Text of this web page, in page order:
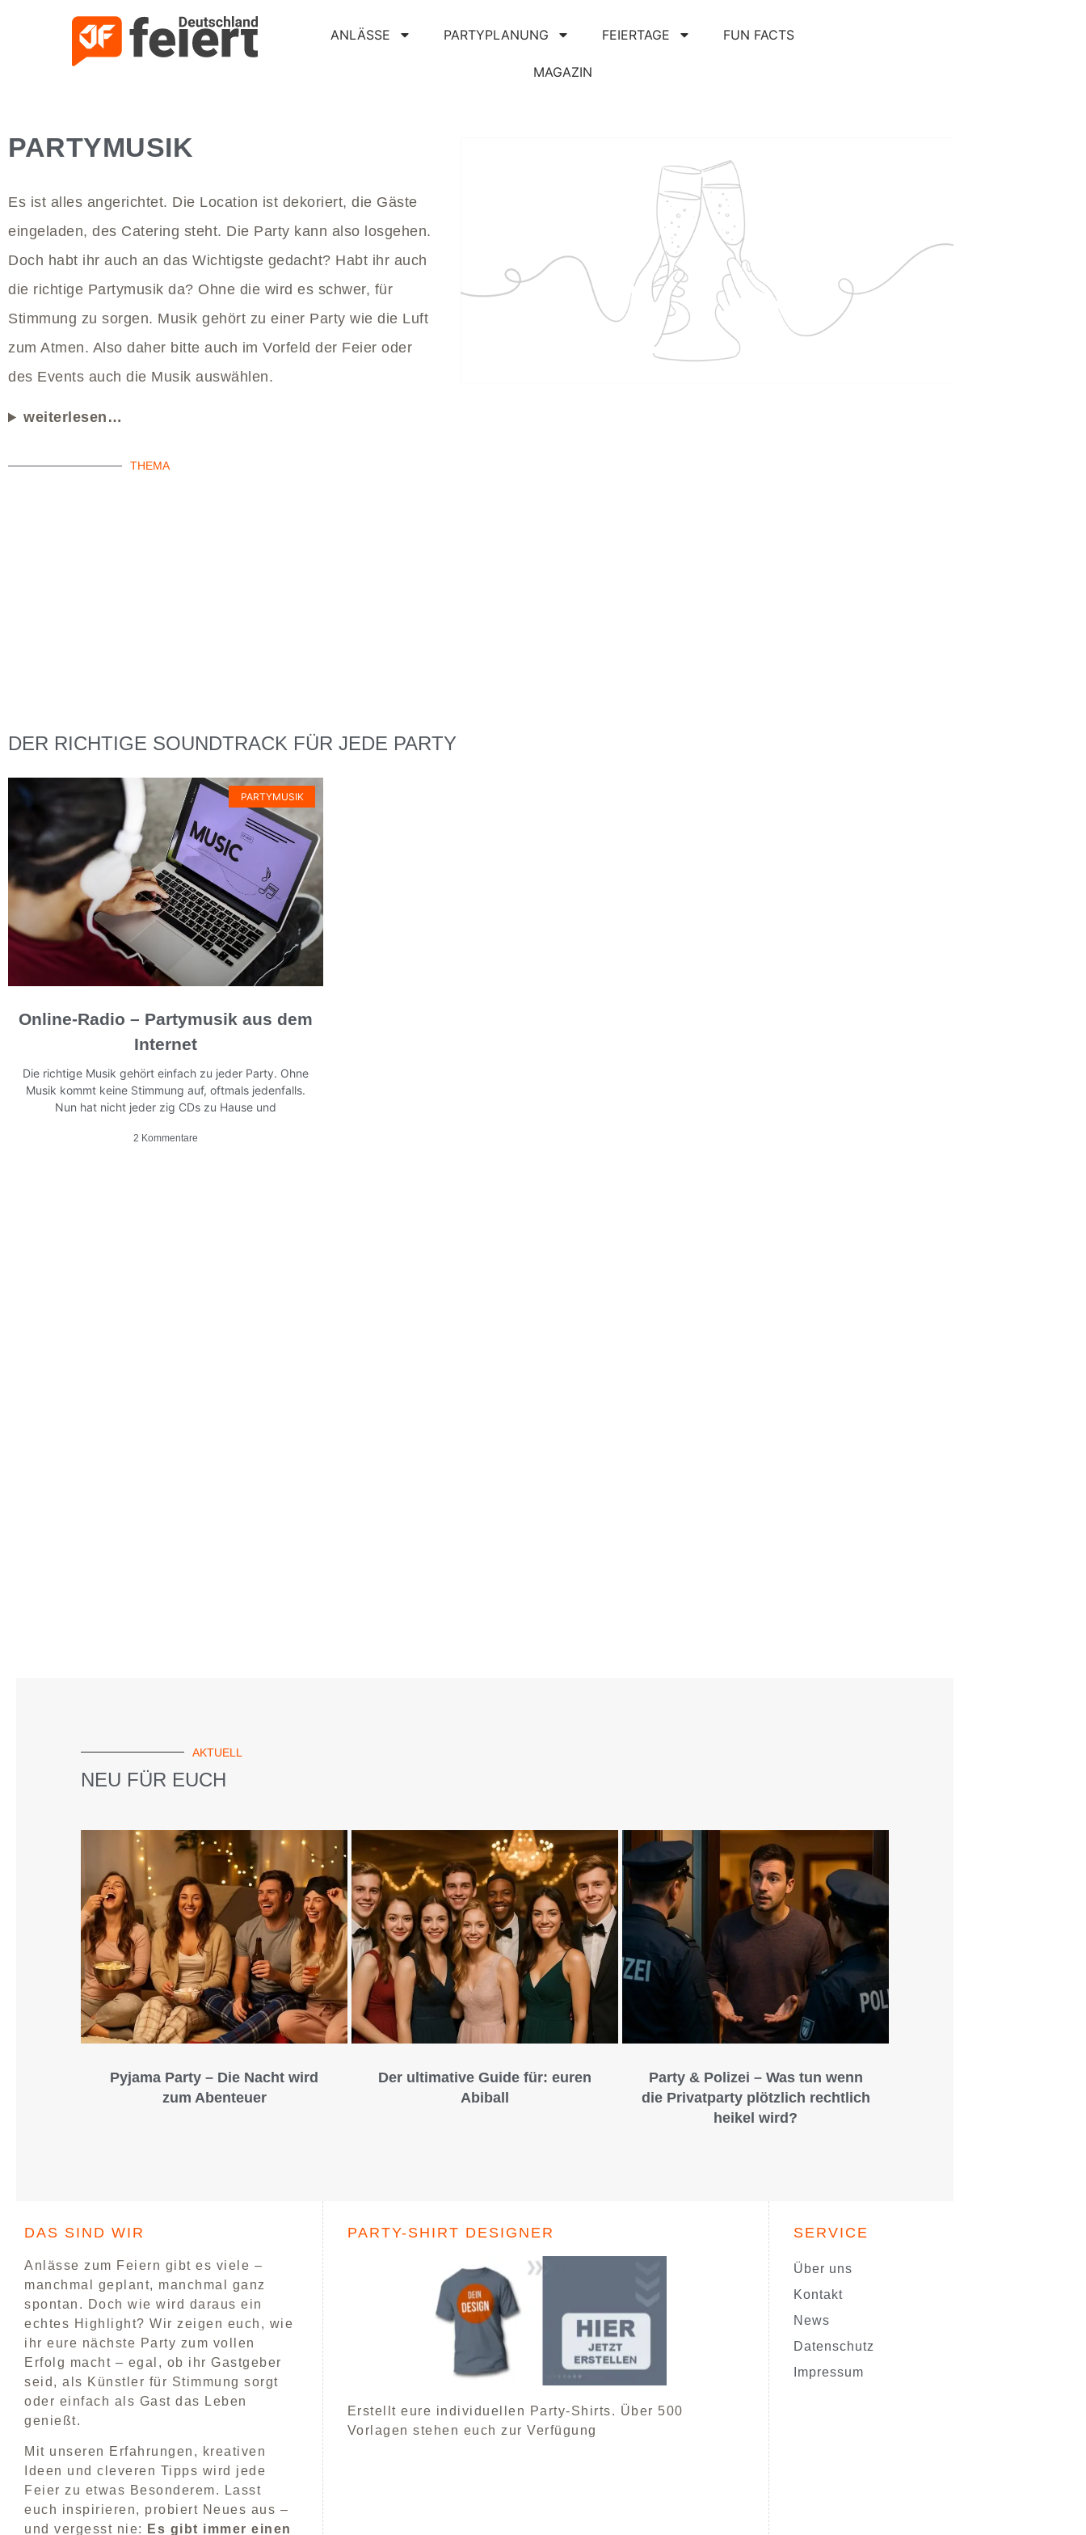
ANLÄSSE PARTYPLANUNG FEIERTAGE FUN FACTS
MAGAZIN
PARTYMUSIK
Es ist alles angerichtet. Die Location ist dekoriert, die Gäste
eingeladen, des Catering steht. Die Party kann also losgehen.
Doch habt ihr auch an das Wichtigste gedacht? Habt ihr auch
die richtige Partymusik da? Ohne die wird es schwer, für
Stimmung zu sorgen. Musik gehört zu einer Party wie die Luft
zum Atmen. Also daher bitte auch im Vorfeld der Feier oder
des Events auch die Musik auswählen.
weiterlesen…
THEMA
DER RICHTIGE SOUNDTRACK FÜR JEDE PARTY
PARTYMUSIK
Online-Radio – Partymusik aus dem
Internet
Die richtige Musik gehört einfach zu jeder Party. Ohne
Musik kommt keine Stimmung auf, oftmals jedenfalls.
Nun hat nicht jeder zig CDs zu Hause und
2 Kommentare
AKTUELL
NEU FÜR EUCH
Pyjama Party – Die Nacht wird
zum Abenteuer
Der ultimative Guide für: euren
Abiball
Party & Polizei – Was tun wenn
die Privatparty plötzlich rechtlich
heikel wird?
DAS SIND WIR
Anlässe zum Feiern gibt es viele –
manchmal geplant, manchmal ganz
spontan. Doch wie wird daraus ein
echtes Highlight? Wir zeigen euch, wie
ihr eure nächste Party zum vollen
Erfolg macht – egal, ob ihr Gastgeber
seid, als Künstler für Stimmung sorgt
oder einfach als Gast das Leben
genießt.
Mit unseren Erfahrungen, kreativen
Ideen und cleveren Tipps wird jede
Feier zu etwas Besonderem. Lasst
euch inspirieren, probiert Neues aus –
und vergesst nie:
Es gibt immer einen
PARTY-SHIRT DESIGNER
Erstellt eure individuellen Party-Shirts. Über 500
Vorlagen stehen euch zur Verfügung
SERVICE
Über uns
Kontakt
News
Datenschutz
Impressum